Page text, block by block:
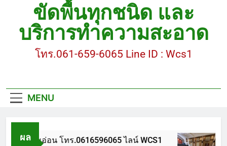
ขัดพื้นหินขัด อบต.แหลมบัวนครปฐม
ขัดพื้นหินอ่อน โทร.0616596065 ไลน์ WCS1
บทความ : การดูแลรักษาพื้นหินขัด
ขัดพื้นทุกชนิด และ
บริการทำความสะอาด
โทร.061-659-6065 Line ID : Wcs1
MENU
ผล
นหินอ่อน โทร.0616596065 ไลน์ WCS1 บทค